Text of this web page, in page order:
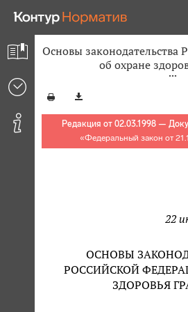
Основы законодательства
об охране
Редакция от 02.03.1998 —
«Федеральный закон от
22
ОСНОВЫ
РОССИЙСКОЙ
ЗДОРОВЬЯ